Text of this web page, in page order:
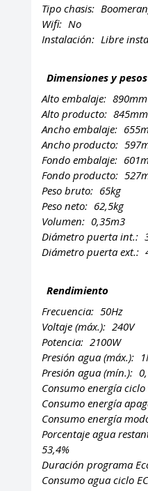
Tipo chasis:
Wifi: No
Instalación: Libre
Dimensiones y pesos
Alto embalaje: 890mm
Alto producto: 845mm
Ancho embalaje:
Ancho producto:
Fondo embalaje:
Fondo producto:
Peso bruto: 65kg
Peso neto: 62,5kg
Volumen: 0,35m3
Diámetro puerta int.:
Diámetro puerta ext.:
Rendimiento
Frecuencia: 50Hz
Voltaje (máx.): 240V
Potencia: 2100W
Presión agua (máx.):
Presión agua (mín.):
Consumo energía ciclo
Consumo energía
Consumo energía
Porcentaje agua
53,4%
Duración programa
Consumo agua ciclo